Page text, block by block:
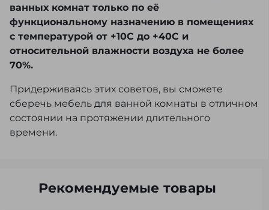
ванных комнат только по её
функциональному назначению в помещениях
с температурой от +10С до +40С и
относительной влажности воздуха не более
70%.
Придерживаясь этих советов, вы сможете
сберечь мебель для ванной комнаты в отличном
состоянии на протяжении длительного
времени.
Рекомендуемые товары